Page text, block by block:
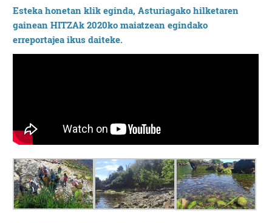
Esteka honetan klik eginda, Asturiagako hilketaren
gainean HITZAk 2020ko maiatzean egindako
erreportajea ikus daiteke.